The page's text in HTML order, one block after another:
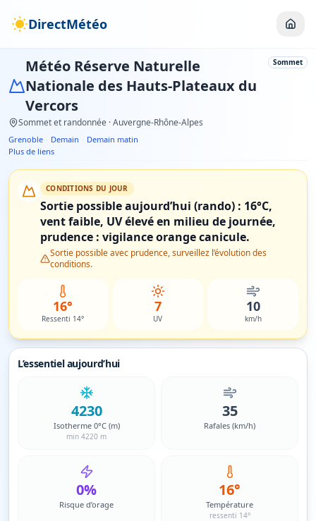
DirectMétéo
Météo Réserve Naturelle
Nationale des Hauts-Plateaux du
Vercors
Sommet et randonnée · Auvergne-Rhône-Alpes
Sommet
Grenoble · Demain · Demain matin
Plus de liens
CONDITIONS DU JOUR
Sortie possible aujourd’hui (rando) : 16°C,
vent faible, UV élevé en milieu de journée,
prudence : vigilance orange canicule.
Sortie possible avec prudence, surveillez l’évolution des
conditions.
16°
Ressenti 14°
7
UV
10
km/h
L’essentiel aujourd’hui
4230
Isotherme 0°C (m)
min 4220 m
35
Rafales (km/h)
0%
Risque d’orage
16°
Température
ressenti 14°